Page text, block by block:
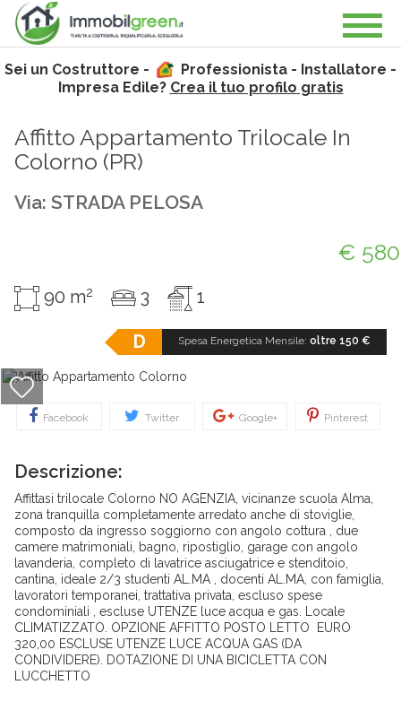
Sei un Costruttore -
Professionista - Installatore -
Impresa Edile? Crea il tuo profilo gratis
Affitto Appartamento Trilocale In
Colorno (PR)
Via: STRADA PELOSA
€ 580
90 m2 3 1
Spesa Energetica Mensile: oltre 150 €
D
Facebook Twitter Google+ Pinterest
Descrizione:
Affittasi trilocale Colorno NO AGENZIA, vicinanze scuola Alma,
zona tranquilla completamente arredato anche di stoviglie,
composto da ingresso soggiorno con angolo cottura , due
camere matrimoniali, bagno, ripostiglio, garage con angolo
lavanderia, completo di lavatrice asciugatrice e stenditoio,
cantina, ideale 2/3 studenti AL.MA , docenti AL.MA, con famiglia,
lavoratori temporanei, trattativa privata, escluso spese
condominiali , escluse UTENZE luce acqua e gas. Locale
CLIMATIZZATO. OPZIONE AFFITTO POSTO LETTO EURO
320,00 ESCLUSE UTENZE LUCE ACQUA GAS (DA
CONDIVIDERE). DOTAZIONE DI UNA BICICLETTA CON
LUCCHETTO